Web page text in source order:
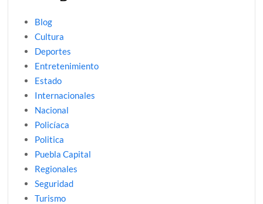
Blog
Cultura
Deportes
Entretenimiento
Estado
Internacionales
Nacional
Policíaca
Politica
Puebla Capital
Regionales
Seguridad
Turismo